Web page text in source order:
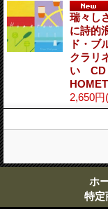
瑞々し
に詩的
ド・ブ
クラリ
い CD
2,650円
ホ
特定